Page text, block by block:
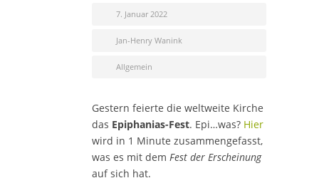
7. Januar 2022
Jan-Henry Wanink
Allgemein
Gestern feierte die weltweite Kirche
das Epiphanias-Fest. Epi…was? Hier
wird in 1 Minute zusammengefasst,
was es mit dem Fest der Erscheinung
auf sich hat.